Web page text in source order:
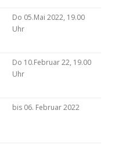
Do 05.Mai 2022, 19.00
Uhr
Do 10.Februar 22, 19.00
Uhr
bis 06. Februar 2022